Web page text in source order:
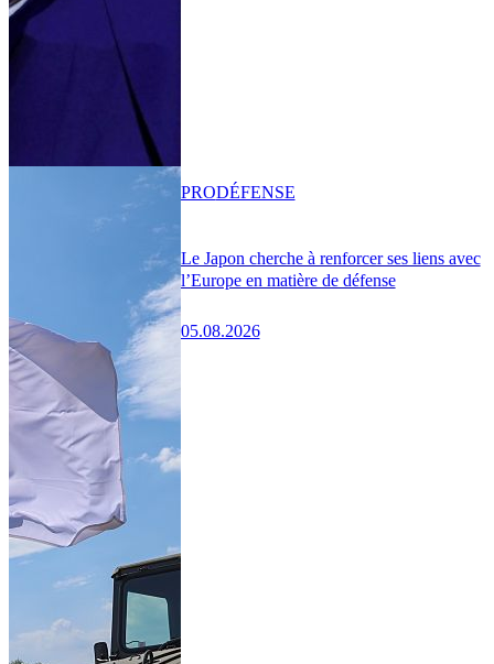
Le Japon cherche à renforcer ses liens avec
l’Europe en matière de défense
05.08.2026
PRODÉFENSE